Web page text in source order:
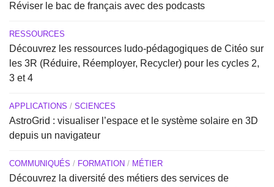
Réviser le bac de français avec des podcasts
RESSOURCES
Découvrez les ressources ludo-pédagogiques de Citéo sur
les 3R (Réduire, Réemployer, Recycler) pour les cycles 2,
3 et 4
APPLICATIONS / SCIENCES
AstroGrid : visualiser l’espace et le système solaire en 3D
depuis un navigateur
COMMUNIQUÉS / FORMATION / MÉTIER
Découvrez la diversité des métiers des services de